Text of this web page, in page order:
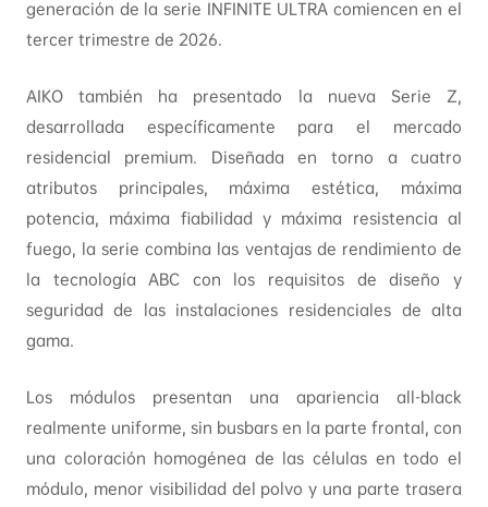
generación de la serie INFINITE ULTRA comiencen en el
tercer trimestre de 2026.
AIKO también ha presentado la nueva Serie Z,
desarrollada específicamente para el mercado
residencial premium. Diseñada en torno a cuatro
atributos principales, máxima estética, máxima
potencia, máxima fiabilidad y máxima resistencia al
fuego, la serie combina las ventajas de rendimiento de
la tecnología ABC con los requisitos de diseño y
seguridad de las instalaciones residenciales de alta
gama.
Los módulos presentan una apariencia all-black
realmente uniforme, sin busbars en la parte frontal, con
una coloración homogénea de las células en todo el
módulo, menor visibilidad del polvo y una parte trasera